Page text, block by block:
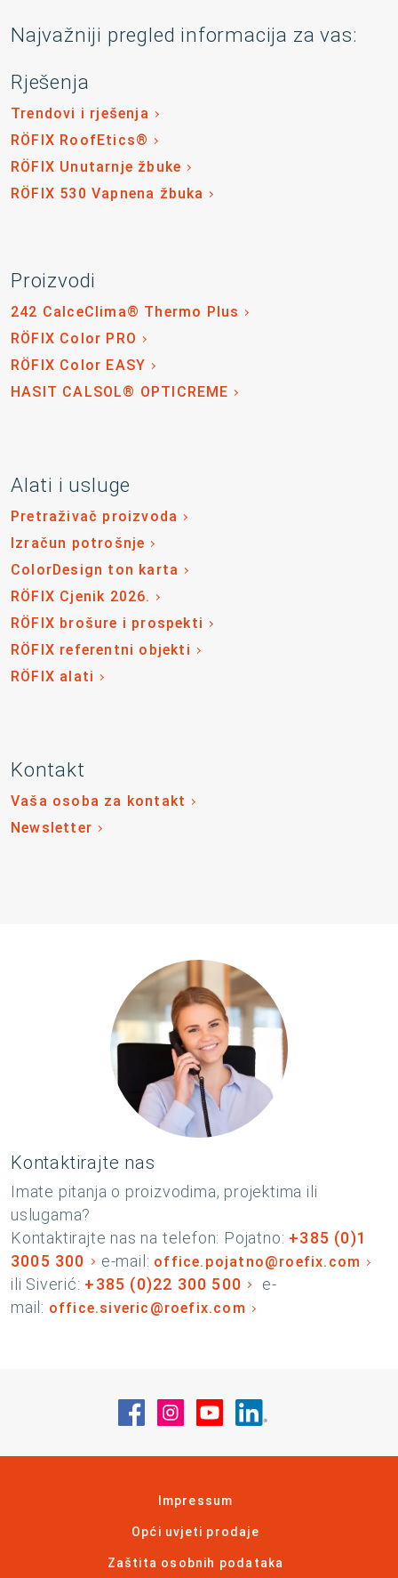
Najvažniji pregled informacija za vas:
Rješenja
Trendovi i rješenja
RÖFIX RoofEtics®
RÖFIX Unutarnje žbuke
RÖFIX 530 Vapnena žbuka
Proizvodi
242 CalceClima® Thermo Plus
RÖFIX Color PRO
RÖFIX Color EASY
HASIT CALSOL® OPTICREME
Alati i usluge
Pretraživač proizvoda
Izračun potrošnje
ColorDesign ton karta
RÖFIX Cjenik 2026.
RÖFIX brošure i prospekti
RÖFIX referentni objekti
RÖFIX alati
Kontakt
Vaša osoba za kontakt
Newsletter
Kontaktirajte nas
Imate pitanja o proizvodima, projektima ili
uslugama?
Kontaktirajte nas na telefon: Pojatno: +385 (0)1
3005 300
e-mail: office.pojatno@roefix.com
ili Siverić: +385 (0)22 300 500
e-
mail: office.siveric@roefix.com
Posjetite nas na Facebook
Posjetite nas na Instagram
Posjetite nas na
Impressum
Opći uvjeti prodaje
Zaštita osobnih podataka